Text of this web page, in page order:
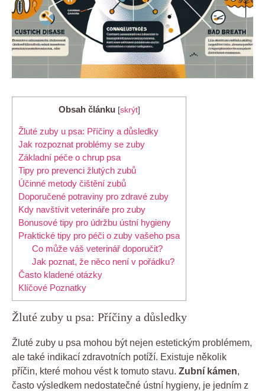
Obsah článku [skrýt]
Žluté zuby u psa: Příčiny a důsledky
Jak rozpoznat problémy se zuby
Základní péče o chrup psa
Tipy pro prevenci žlutých zubů
Účinné metody čištění zubů
Doporučené potraviny pro zdravé zuby
Kdy navštívit veterináře pro zuby
Bonusové tipy pro údržbu ústní hygieny
Praktické tipy pro péči o zuby vašeho psa
Co může váš veterinář doporučit?
Jak poznat, že něco není v pořádku?
Často kladené otázky
Klíčové Poznatky
Žluté zuby u psa: Příčiny a důsledky
Žluté zuby u psa mohou být nejen estetickým problémem,
ale také indikací zdravotních potíží. Existuje několik
příčin, které mohou vést k tomuto stavu. Zubní kámen,
často výsledkem nedostatečné ústní hygieny, je jedním z